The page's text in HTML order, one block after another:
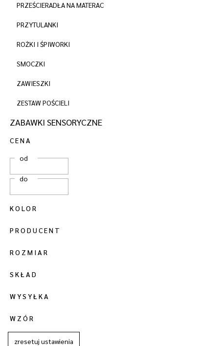
PRZEŚCIERADŁA NA MATERAC
PRZYTULANKI
ROŻKI I ŚPIWORKI
SMOCZKI
ZAWIESZKI
ZESTAW POŚCIELI
ZABAWKI SENSORYCZNE
CENA
od
do
KOLOR
PRODUCENT
ROZMIAR
SKŁAD
WYSYŁKA
WZÓR
zresetuj ustawienia